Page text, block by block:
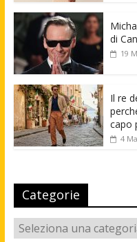
di
19
Il re
capo
4
Categorie
Categorie